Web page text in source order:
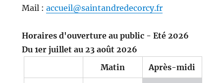
Mail : accueil@saintandredecorcy.fr
Horaires d'ouverture au public - Eté 2026
Du 1er juillet au 23 août 2026
Matin
Après-midi